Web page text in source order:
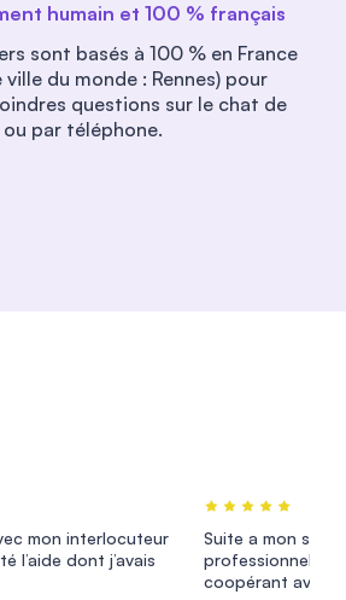
humain et 100 % français
sont basés à 100 % en France
du monde : Rennes) pour
questions sur le chat de
par téléphone.
mon interlocuteur
l’aide dont j’avais
Suite a mon
professionnels
coopérant avec...